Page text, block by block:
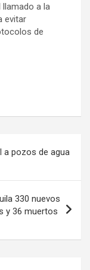
llamado a la
evitar
de
a pozos de agua
330 nuevos
y 36 muertos